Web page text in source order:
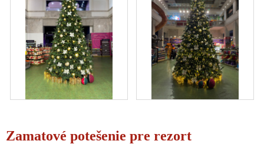
Zamatové potešenie pre rezort